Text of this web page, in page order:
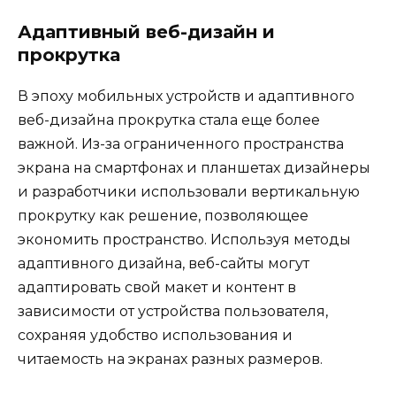
Адаптивный веб-дизайн и
прокрутка
В эпоху мобильных устройств и адаптивного
веб-дизайна прокрутка стала еще более
важной. Из-за ограниченного пространства
экрана на смартфонах и планшетах дизайнеры
и разработчики использовали вертикальную
прокрутку как решение, позволяющее
экономить пространство. Используя методы
адаптивного дизайна, веб-сайты могут
адаптировать свой макет и контент в
зависимости от устройства пользователя,
сохраняя удобство использования и
читаемость на экранах разных размеров.